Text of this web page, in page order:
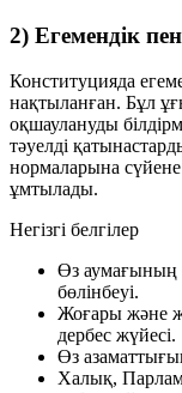
2) Егемендік пен
Конституцияда
нақтыланған. Бұл
оқшаулануды
тәуелді
нормаларына
ұмтылады.
Негізгі белгілер
Өз аумағының
бөлінбеуі.
Жоғары және
дербес жүйесі.
Өз
Халық,